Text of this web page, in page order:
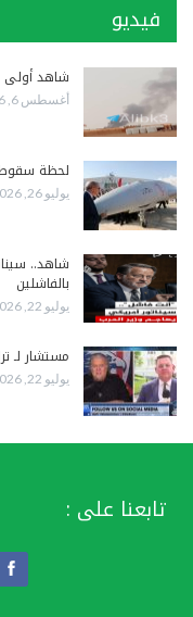
فيديو
شاهد أولى
أغسطس 6, 2026
لحظة سقوط
يوليو 26, 2026
شاهد..
بالفاشلين
يوليو 22, 2026
مستشار لـ
يوليو 22, 2026
تابعنا على :